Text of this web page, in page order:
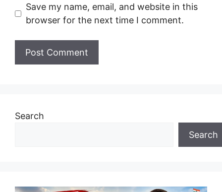
Save my name, email, and website in this
browser for the next time I comment.
Search
Search